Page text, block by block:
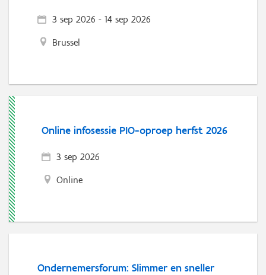
3 sep 2026 - 14 sep 2026
Brussel
Online infosessie PIO-oproep herfst 2026
3 sep 2026
Online
Ondernemersforum: Slimmer en sneller